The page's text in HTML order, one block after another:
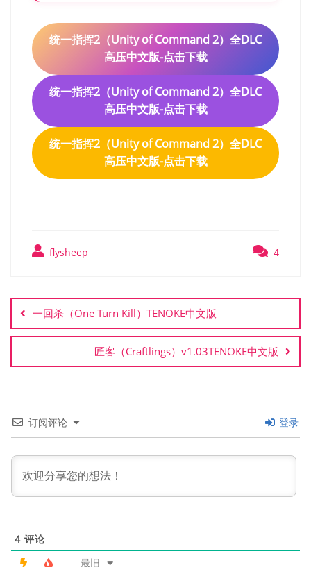
统一指挥2（Unity of Command 2）全DLC
高压中文版-点击下载
统一指挥2（Unity of Command 2）全DLC
高压中文版-点击下载
统一指挥2（Unity of Command 2）全DLC
高压中文版-点击下载
flysheep 4
章
导
航
一回杀（One Turn Kill）TENOKE中文版
匠客（Craftlings）v1.03TENOKE中文版
订阅评论 登录
4 评论
最旧